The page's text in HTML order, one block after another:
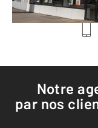
Notre
par nos